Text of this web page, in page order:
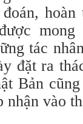
tác
đặt ra
Bản
nhận vào